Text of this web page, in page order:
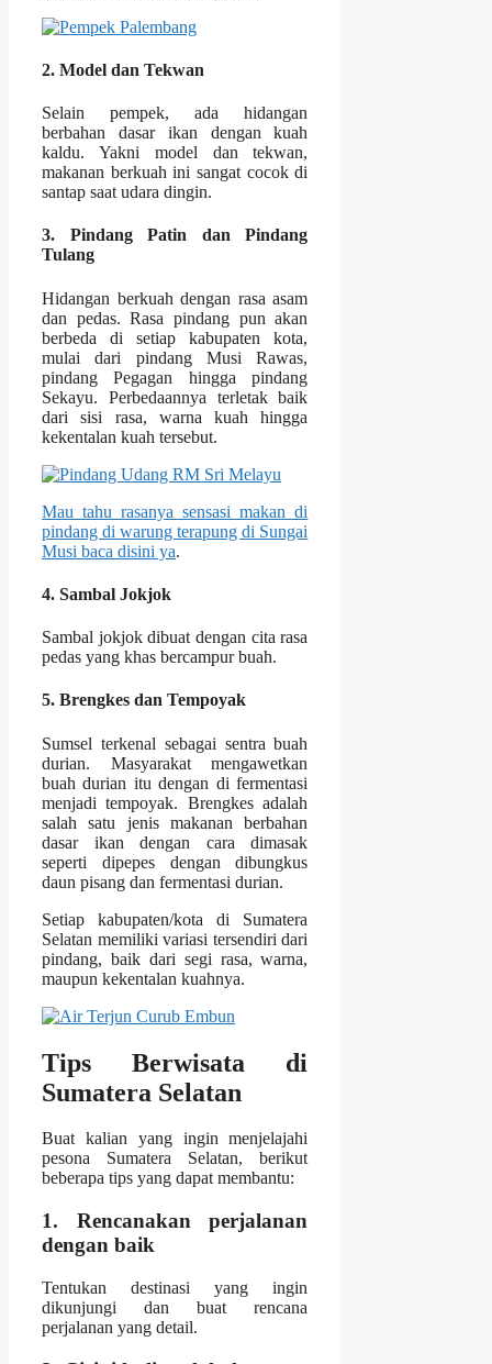
2. Model dan Tekwan
Selain pempek, ada hidangan
berbahan dasar ikan dengan kuah
kaldu. Yakni model dan tekwan,
makanan berkuah ini sangat cocok di
santap saat udara dingin.
3. Pindang Patin dan Pindang
Tulang
Hidangan berkuah dengan rasa asam
dan pedas. Rasa pindang pun akan
berbeda di setiap kabupaten kota,
mulai dari pindang Musi Rawas,
pindang Pegagan hingga pindang
Sekayu. Perbedaannya terletak baik
dari sisi rasa, warna kuah hingga
kekentalan kuah tersebut.
Mau tahu rasanya sensasi makan di
pindang di warung terapung di Sungai
Musi baca disini ya.
4. Sambal Jokjok
Sambal jokjok dibuat dengan cita rasa
pedas yang khas bercampur buah.
5. Brengkes dan Tempoyak
Sumsel terkenal sebagai sentra buah
durian. Masyarakat mengawetkan
buah durian itu dengan di fermentasi
menjadi tempoyak. Brengkes adalah
salah satu jenis makanan berbahan
dasar ikan dengan cara dimasak
seperti dipepes dengan dibungkus
daun pisang dan fermentasi durian.
Setiap kabupaten/kota di Sumatera
Selatan memiliki variasi tersendiri dari
pindang, baik dari segi rasa, warna,
maupun kekentalan kuahnya.
Tips Berwisata di
Sumatera Selatan
Buat kalian yang ingin menjelajahi
pesona Sumatera Selatan, berikut
beberapa tips yang dapat membantu:
1. Rencanakan perjalanan
dengan baik
Tentukan destinasi yang ingin
dikunjungi dan buat rencana
perjalanan yang detail.